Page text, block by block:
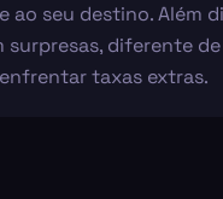
ao seu destino. Além
surpresas, diferente
taxas extras.